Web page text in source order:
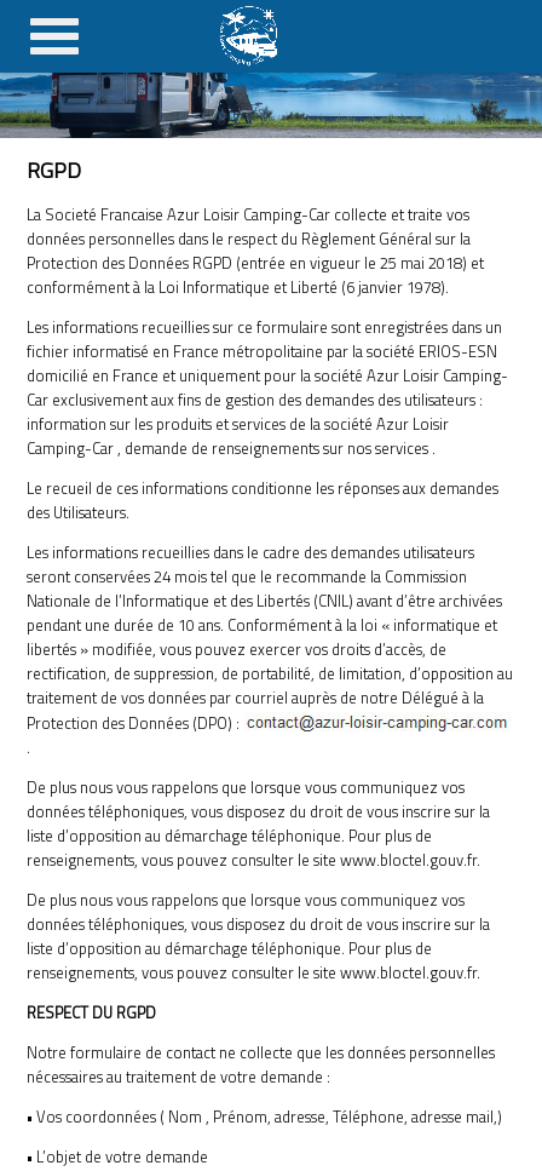
RGPD
La Societé Francaise Azur Loisir Camping-Car collecte et traite vos
données personnelles dans le respect du Règlement Général sur la
Protection des Données RGPD (entrée en vigueur le 25 mai 2018) et
conformément à la Loi Informatique et Liberté (6 janvier 1978).
Les informations recueillies sur ce formulaire sont enregistrées dans un
fichier informatisé en France métropolitaine par la société ERIOS-ESN
domicilié en France et uniquement pour la société Azur Loisir Camping-
Car exclusivement aux fins de gestion des demandes des utilisateurs :
information sur les produits et services de la société Azur Loisir
Camping-Car , demande de renseignements sur nos services .
Le recueil de ces informations conditionne les réponses aux demandes
des Utilisateurs.
Les informations recueillies dans le cadre des demandes utilisateurs
seront conservées 24 mois tel que le recommande la Commission
Nationale de l’Informatique et des Libertés (CNIL) avant d’être archivées
pendant une durée de 10 ans. Conformément à la loi « informatique et
libertés » modifiée, vous pouvez exercer vos droits d’accès, de
rectification, de suppression, de portabilité, de limitation, d’opposition au
traitement de vos données par courriel auprès de notre Délégué à la
Protection des Données (DPO) :
.
De plus nous vous rappelons que lorsque vous communiquez vos
données téléphoniques, vous disposez du droit de vous inscrire sur la
liste d’opposition au démarchage téléphonique. Pour plus de
renseignements, vous pouvez consulter le site www.bloctel.gouv.fr.
De plus nous vous rappelons que lorsque vous communiquez vos
données téléphoniques, vous disposez du droit de vous inscrire sur la
liste d’opposition au démarchage téléphonique. Pour plus de
renseignements, vous pouvez consulter le site www.bloctel.gouv.fr.
RESPECT DU RGPD
Notre formulaire de contact ne collecte que les données personnelles
nécessaires au traitement de votre demande :
• Vos coordonnées ( Nom , Prénom, adresse, Téléphone, adresse mail,)
• L’objet de votre demande